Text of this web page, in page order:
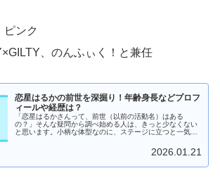
ピンク
、のんふぃく！と兼任
恋星はるかの前世を深掘り！年齢身長などプロフ
ィールや経歴は？
「恋星はるかさんって、前世（以前の活動名）はある
の？」そんな疑問から調べ始める人は、きっと少なくない
と思います。小柄な体型なのに、ステージに立つと一気に
2026.01.21